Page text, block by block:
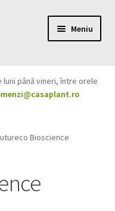
Meniu
luni până vineri, între orele
Bioscience